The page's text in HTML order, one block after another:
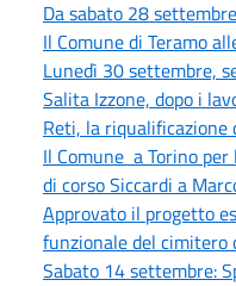
Da sabato 28
Il Comune di Teramo
Lunedì 30 settembre,
Salita Izzone, dopo i
Reti, la riqualificazione
Il Comune a Torino
di corso Siccardi a
Approvato il progetto
funzionale del cimitero
Sabato 14 settembre: